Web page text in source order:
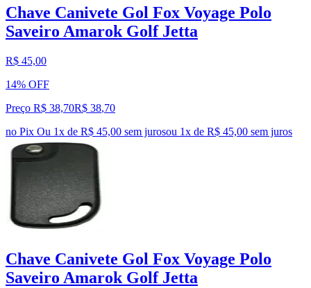
Chave Canivete Gol Fox Voyage Polo
Saveiro Amarok Golf Jetta
R$ 45,00
14% OFF
Preço R$ 38,70R$ 38,70
no Pix Ou 1x de R$ 45,00 sem jurosou 1x de R$ 45,00 sem juros
Chave Canivete Gol Fox Voyage Polo
Saveiro Amarok Golf Jetta